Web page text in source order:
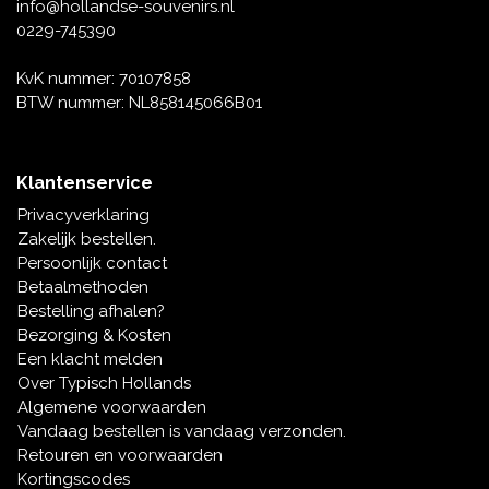
Koninghuis artikelen
Wandborden - Gekleurd en Delfts blauw
Peper en Zout stelletjes
Speelkaarten
Delfts blauwe magneten
Delfts blauwe Fashionitems
info@hollandse-souvenirs.nl
0229-745390
KvK nummer: 70107858
BTW nummer: NL858145066B01
Klantenservice
Privacyverklaring
Zakelijk bestellen.
Persoonlijk contact
Betaalmethoden
Bestelling afhalen?
Bezorging & Kosten
Een klacht melden
Over Typisch Hollands
Algemene voorwaarden
Vandaag bestellen is vandaag verzonden.
Retouren en voorwaarden
Kortingscodes